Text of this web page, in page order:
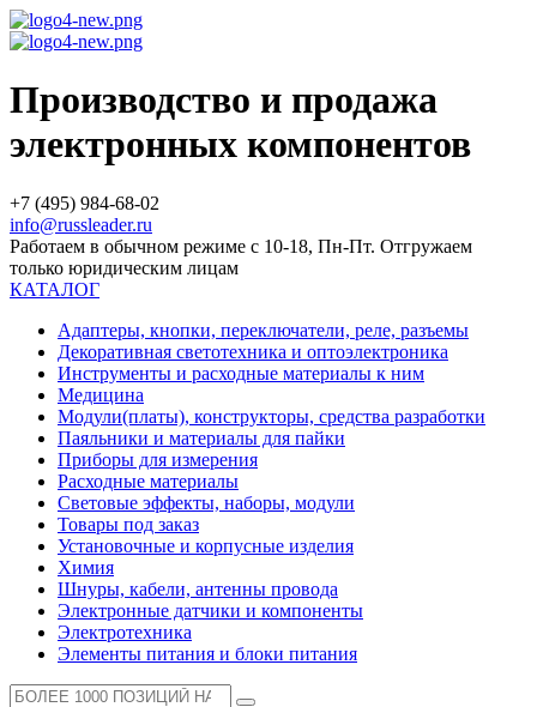
Производство и продажа
электронных компонентов
+7 (495) 984-68-02
info@russleader.ru
Работаем в обычном режиме с 10-18, Пн-Пт. Отгружаем
только юридическим лицам
КАТАЛОГ
Адаптеры, кнопки, переключатели, реле, разъемы
Декоративная светотехника и оптоэлектроника
Инструменты и расходные материалы к ним
Медицина
Модули(платы), конструкторы, средства разработки
Паяльники и материалы для пайки
Приборы для измерения
Расходные материалы
Световые эффекты, наборы, модули
Товары под заказ
Установочные и корпусные изделия
Химия
Шнуры, кабели, антенны провода
Электронные датчики и компоненты
Электротехника
Элементы питания и блоки питания